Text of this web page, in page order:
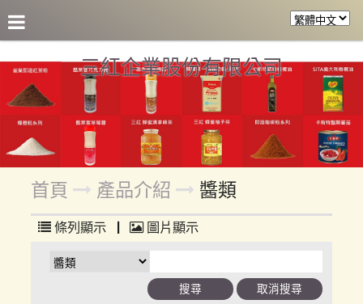
三紅企業股份有限公司
首頁 產品介紹 醬類
條列顯示 | 圖片顯示